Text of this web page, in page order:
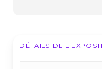
DÉTAILS DE